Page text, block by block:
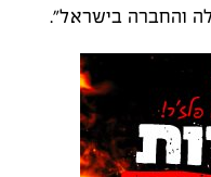
והחברה בישראל".